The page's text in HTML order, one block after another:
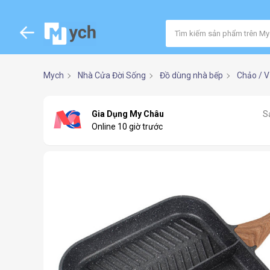
Mych Nhà Cửa Đời Sống Đồ dùng nhà bếp Chảo /
Gia Dụng My Châu
Online 10 giờ trước